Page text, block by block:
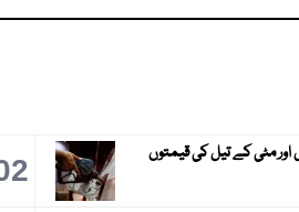
اور مٹی کے تیل کی قیمتوں